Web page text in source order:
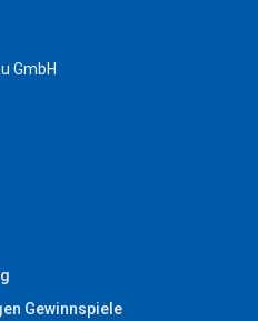
GmbH
Gewinnspiele